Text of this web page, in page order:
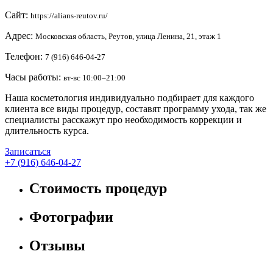
Сайт: https://alians-reutov.ru/
Адрес: Московская область, Реутов, улица Ленина, 21, этаж 1
Телефон: 7 (916) 646-04-27
Часы работы: вт-вс 10:00–21:00
Наша косметология индивидуально подбирает для каждого
клиента все виды процедур, составят программу ухода, так же
специалисты расскажут про необходимость коррекции и
длительность курса.
Записаться
+7 (916) 646-04-27
Стоимость процедур
Фотографии
Отзывы